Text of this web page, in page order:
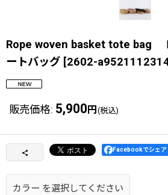
Rope woven basket tote bag
ートバッグ [2602-
販売価格: 5,900 円 (税込)
Facebookでシェア
カラー を選択してください